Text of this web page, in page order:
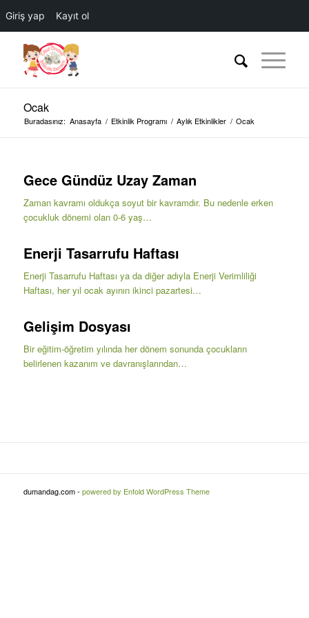
Giriş yap Kayıt ol
Ocak
Buradasınız: Anasayfa / Etkinlik Programı / Aylık Etkinlikler / Ocak
Gece Gündüz Uzay Zaman
Zaman kavramı oldukça soyut bir kavramdır. Bu nedenle erken
çocukluk dönemi olan 0-6 yaş…
Enerji Tasarrufu Haftası
Enerji Tasarrufu Haftası ya da diğer adıyla Enerji Verimliliği
Haftası, her yıl ocak ayının ikinci pazartesi…
Gelişim Dosyası
Bir eğitim-öğretim yılında her dönem sonunda çocukların
belirlenen kazanım ve davranışlarından…
dumandag.com - powered by Enfold WordPress Theme